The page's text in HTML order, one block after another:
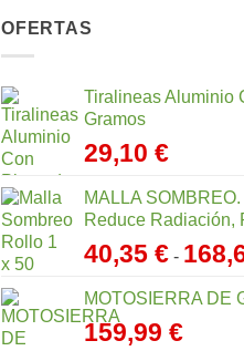
OFERTAS
Tiralineas Aluminio
Gramos
29,10 €
MALLA
Reduce Radiación,
40,35 € -
MOTOSIERRA DE
159,99 €